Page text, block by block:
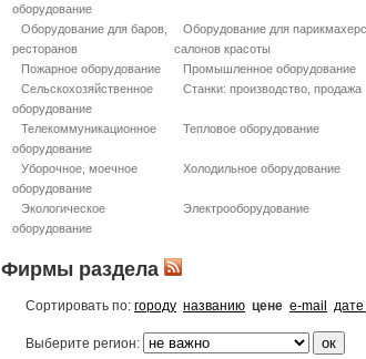
оборудование
Оборудование для баров,
ресторанов
Оборудование для
салонов красоты
Пожарное оборудование
Промышленное оборудование
Сельскохозяйственное
оборудование
Станки: производство, продажа
Телекоммуникационное
оборудование
Тепловое оборудование
Уборочное, моечное
оборудование
Холодильное оборудование
Экологическое
оборудование
Электрооборудование
Фирмы раздела
Сортировать по: городу названию цене e-mail
Выберите регион: